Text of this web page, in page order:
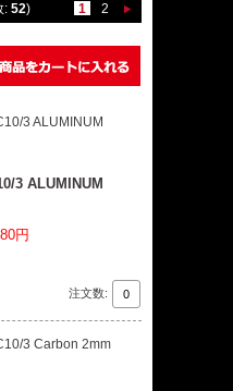
: 52) 1 2
3 ALUMINUM
円
注文数: